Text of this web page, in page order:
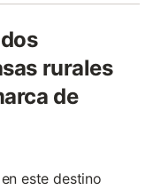
rurales
de
este destino